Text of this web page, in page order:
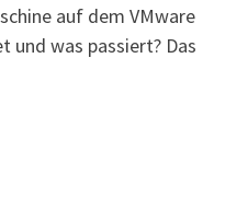
auf dem VMware
und was passiert? Das